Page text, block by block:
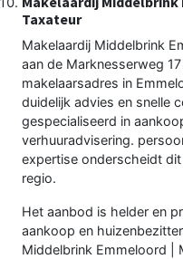
Taxateur
Makelaardij Middelbrink
aan de Marknesserweg
makelaarsadres in
duidelijk advies en snelle
gespecialiseerd in
verhuuradvisering.
expertise onderscheidt
regio.
Het aanbod is helder en
aankoop en
Middelbrink Emmeloord |